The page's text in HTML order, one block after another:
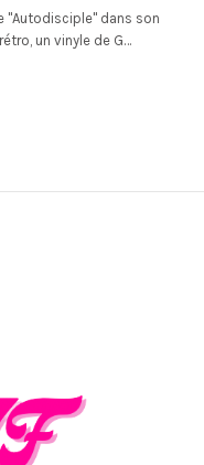
"Autodisciple" dans son
un vinyle de G…